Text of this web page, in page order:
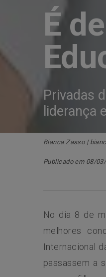
É
Privadas
liderança
Bianca Zasso |
Publicado em 08/
No dia 8 de
melhores
Internacional
passassem a